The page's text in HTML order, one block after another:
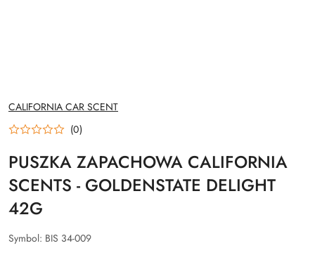
NAZWA
PRODUCENTA:
CALIFORNIA CAR SCENT
(0)
PUSZKA ZAPACHOWA CALIFORNIA
SCENTS - GOLDENSTATE DELIGHT
42G
Symbol: BIS 34-009